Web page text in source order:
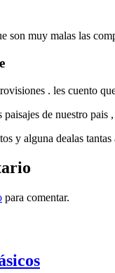
son muy malas las
. les cuento
de nuestro pais
y alguna dealas tantas
para comentar.